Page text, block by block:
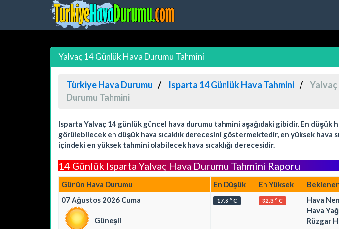
Yalvaç 14 Günlük Hava Durumu Tahmini
Türkiye Hava Durumu Isparta 14 Günlük Hava Tahmini
Yalvaç
Durumu Tahmini
Isparta Yalvaç 14 günlük güncel hava durumu tahmini aşağıdaki gibidir. En düşük
görülebilecek en düşük hava sıcaklık derecesini göstermektedir, en yüksek hava
içindeki en yüksek tahmini olabilecek hava sıcaklığı derecesidir.
14 Günlük Isparta Yalvaç Hava Durumu Tahmini Raporu
Günün Hava Durumu En Düşük En Yüksek
Beklenen
07 Ağustos 2026 Cuma
Güneşli
17.8 ° C 32.3 ° C
Hava
Hava
Rüzgar